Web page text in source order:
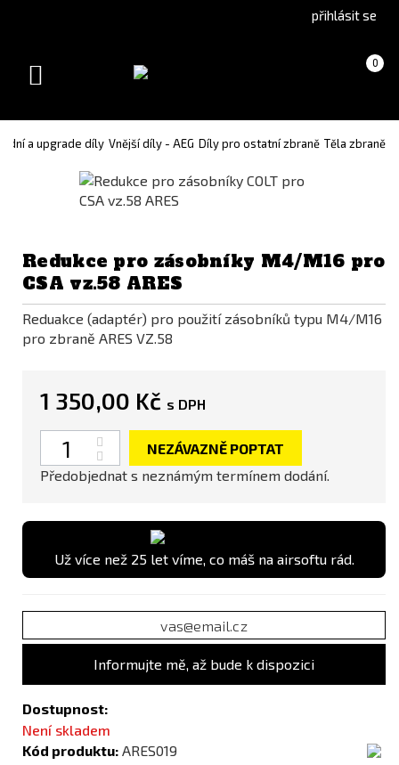
version(Slovak)
přihlásit se
Košík 0
(prázdný)
Toggle
a upgrade díly Vnější díly - AEG Díly pro ostatní zbraně Těla zbraně
Redukce pro zásobníky M4/M16 pro
CSA vz.58 ARES
Reduakce (adaptér) pro použití zásobníků typu M4/M16
pro zbraně ARES VZ.58
1 350,00 Kč s DPH
Počet
NEZÁVAZNĚ POPTAT
Předobjednat s neznámým termínem dodání.
Už více než 25 let víme, co máš na airsoftu rád.
Informujte mě, až bude k dispozici
Dostupnost:
Není skladem
Kód produktu: ARES019